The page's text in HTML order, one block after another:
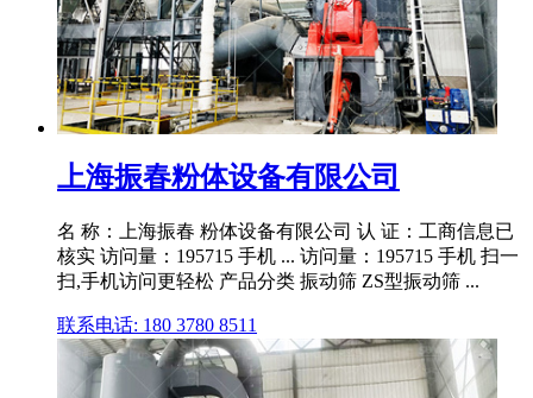
上海振春粉体设备有限公司
名 称：上海振春 粉体设备有限公司 认 证：工商信息已
核实 访问量：195715 手机 ... 访问量：195715 手机 扫一
扫,手机访问更轻松 产品分类 振动筛 ZS型振动筛 ...
联系电话: 180 3780 8511